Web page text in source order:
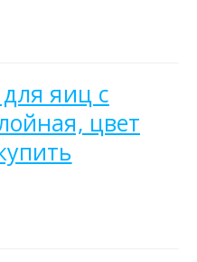
яиц с
цвет